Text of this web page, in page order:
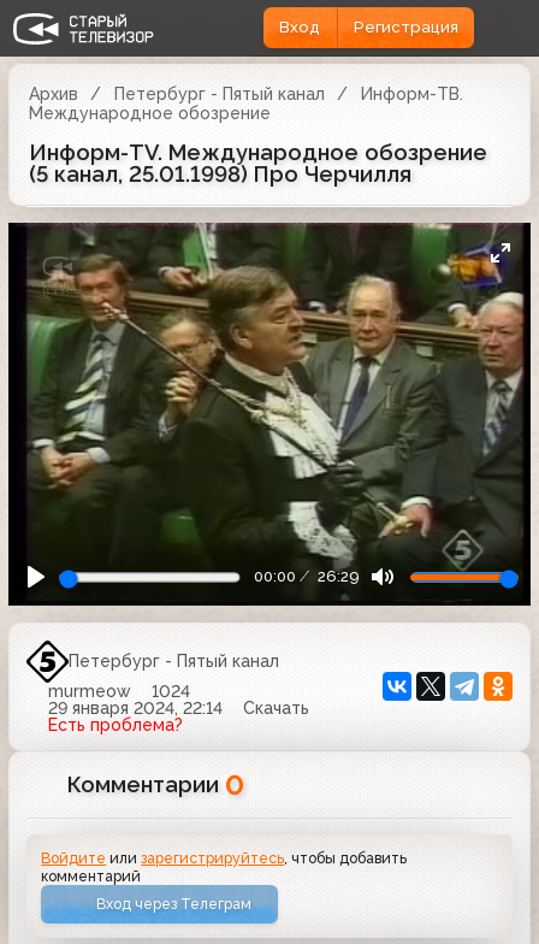
Вход Регистрация
Архив Петербург - Пятый канал
Информ-ТВ.
Международное обозрение
Информ-TV. Международное обозрение
(5 канал, 25.01.1998) Про Черчилля
00:00 26:29
Петербург - Пятый канал
murmeow
1024
29 января 2024, 22:14
Скачать
Есть проблема?
Комментарии 0
Войдите илизарегистрируйтесь , чтобы добавить
комментарий
Вход через Телеграм